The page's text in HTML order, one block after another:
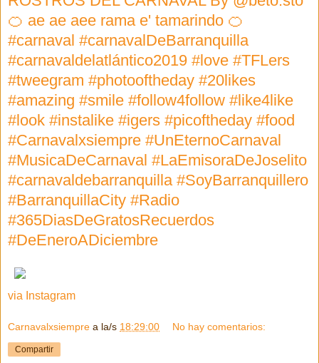
🍊 ae ae aee rama e' tamarindo 🍊
#carnaval #carnavalDeBarranquilla
#carnavaldelatlántico2019 #love #TFLers
#tweegram #photooftheday #20likes
#amazing #smile #follow4follow #like4like
#look #instalike #igers #picoftheday #food
#Carnavalxsiempre #UnEternoCarnaval
#MusicaDeCarnaval #LaEmisoraDeJoselito
#carnavaldebarranquilla #SoyBarranquillero
#BarranquillaCity #Radio
#365DiasDeGratosRecuerdos
#DeEneroADiciembre
via Instagram
Carnavalxsiempre a la/s 18:29:00 No hay comentarios:
Compartir